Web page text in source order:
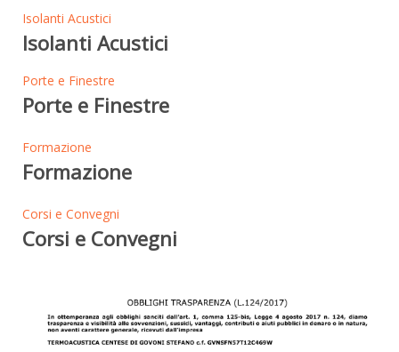
Isolanti Acustici
Isolanti Acustici
Porte e Finestre
Porte e Finestre
Formazione
Formazione
Corsi e Convegni
Corsi e Convegni